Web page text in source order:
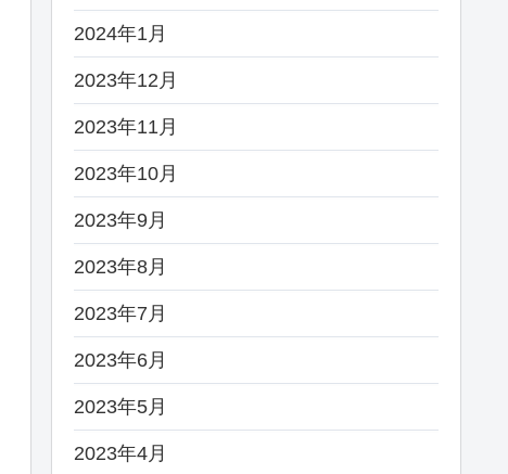
2024年1月
2023年12月
2023年11月
2023年10月
2023年9月
2023年8月
2023年7月
2023年6月
2023年5月
2023年4月